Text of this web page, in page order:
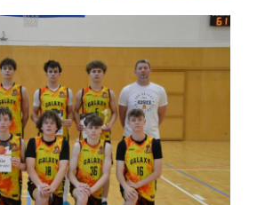
kategórie U20
do 20 rokov majú za sebou